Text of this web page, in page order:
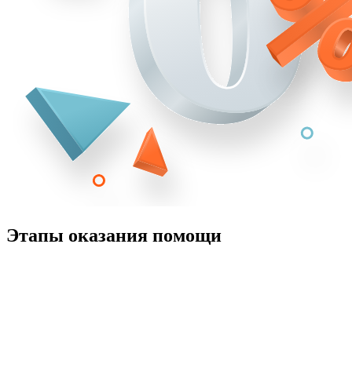
Этапы оказания помощи